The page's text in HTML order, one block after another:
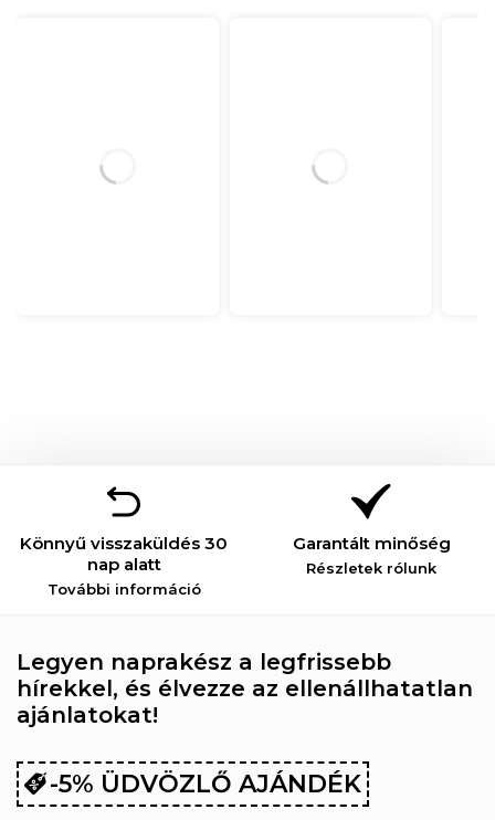
Könnyű visszaküldés 30
nap alatt
További információ
Garantált minőség
Részletek rólunk
Legyen naprakész a legfrissebb
hírekkel, és élvezze az ellenállhatatlan
ajánlatokat!
-5% ÜDVÖZLŐ AJÁNDÉK